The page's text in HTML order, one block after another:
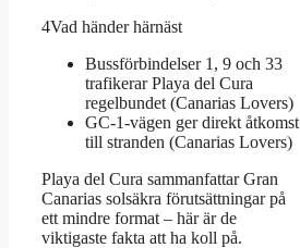
4Vad händer härnäst
Bussförbindelser 1, 9 och 33
trafikerar Playa del Cura
regelbundet (Canarias Lovers)
GC-1-vägen ger direkt åtkomst
till stranden (Canarias Lovers)
Playa del Cura sammanfattar Gran
Canarias solsäkra förutsättningar på
ett mindre format – här är de
viktigaste fakta att ha koll på.